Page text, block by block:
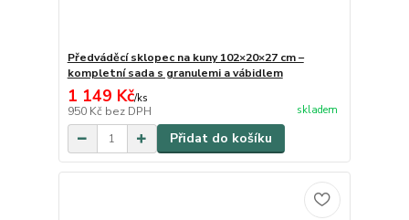
Předváděcí sklopec na kuny 102×20×27 cm –
kompletní sada s granulemi a vábidlem
1 149 Kč/ks
950 Kč bez DPH skladem
Přidat do košíku